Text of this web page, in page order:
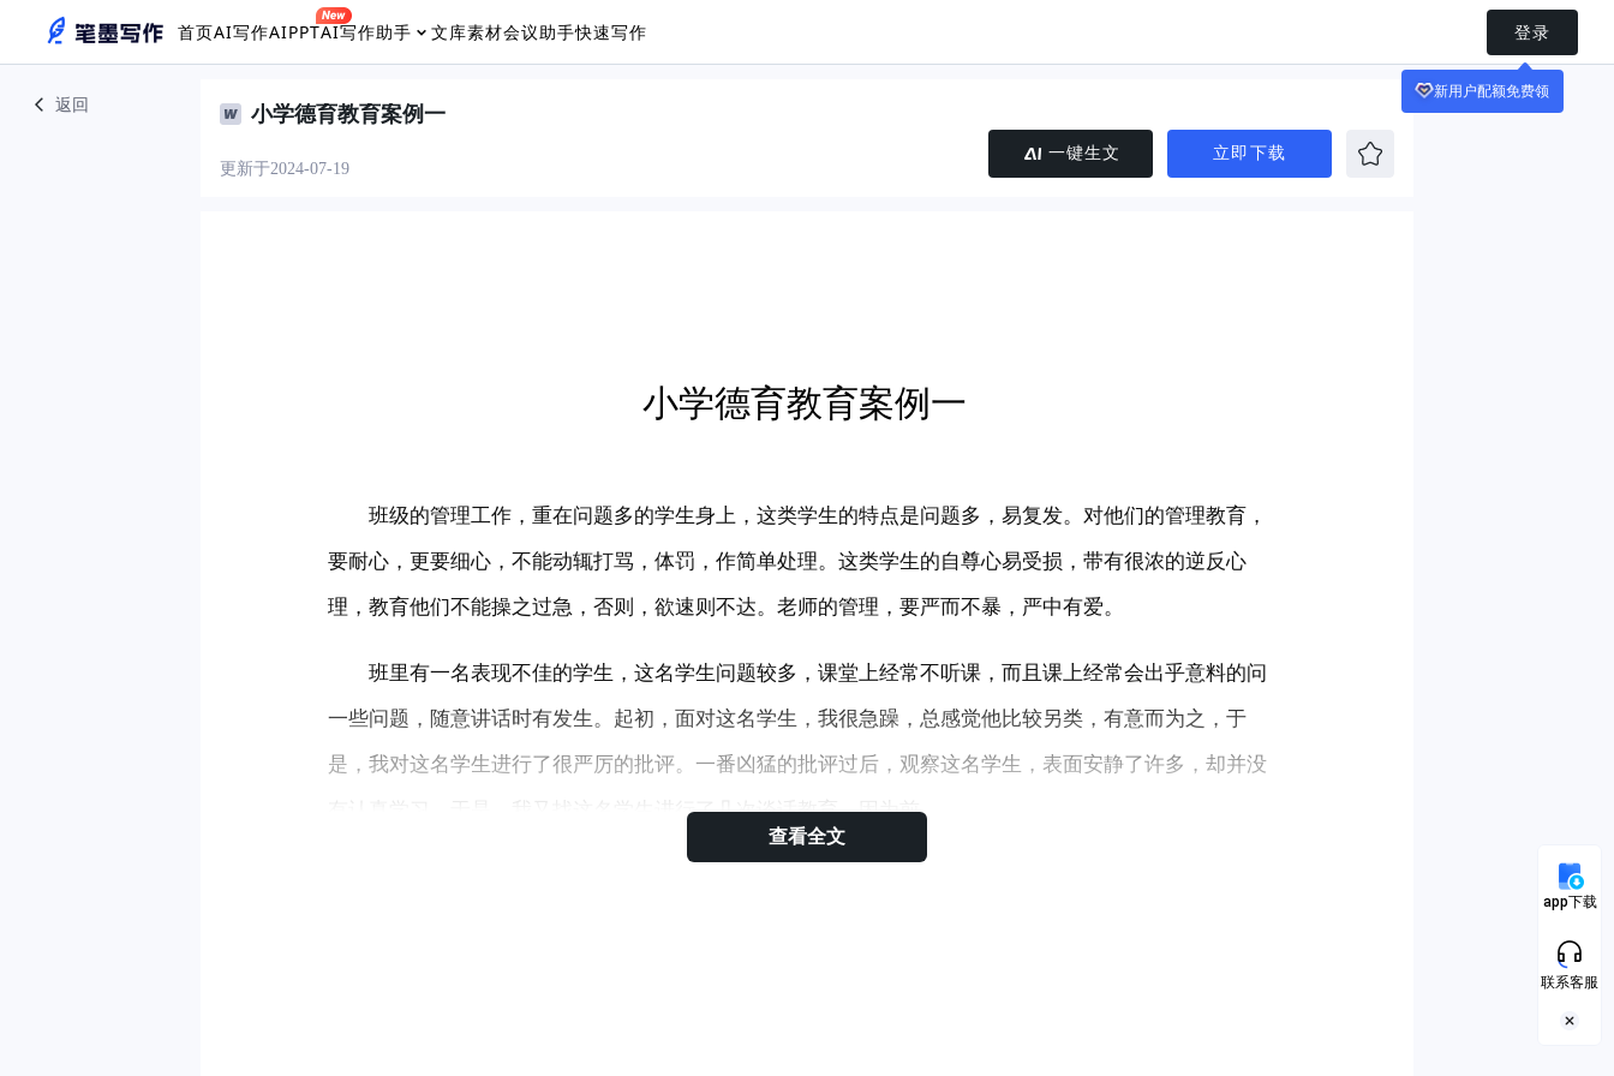
首页AI写作AIPPTAI写作助手 文库素材会议助手快速写作 登录
新用户配额免费领
app下载
联系客服
返回 小学德育教育案例一
更新于2024-07-19
一键生文 立即下载
小学德育教育案例一
班级的管理工作，重在问题多的学生身上，这类学生的特点是问题多，易复发。对他们的管理教育，
要耐心，更要细心，不能动辄打骂，体罚，作简单处理。这类学生的自尊心易受损，带有很浓的逆反心
理，教育他们不能操之过急，否则，欲速则不达。老师的管理，要严而不暴，严中有爱。
班里有一名表现不佳的学生，这名学生问题较多，课堂上经常不听课，而且课上经常会出乎意料的问
一些问题，随意讲话时有发生。起初，面对这名学生，我很急躁，总感觉他比较另类，有意而为之，于
是，我对这名学生进行了很严厉的批评。一番凶猛的批评过后，观察这名学生，表面安静了许多，却并没
有认真学习。于是，我又找这名学生进行了几次谈话教育。因为前
查看全文